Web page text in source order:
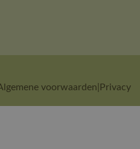
voorwaarden Privacy